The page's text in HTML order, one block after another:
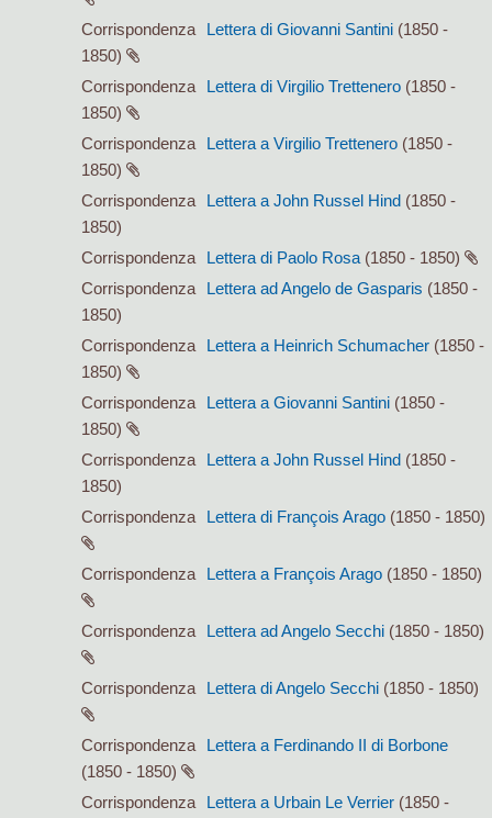
Corrispondenza Lettera di Giovanni Santini (1850 -
1850)
Corrispondenza
Lettera di Virgilio Trettenero (1850 -
1850)
Corrispondenza
Lettera a Virgilio Trettenero (1850 -
1850)
Corrispondenza
Lettera a John Russel Hind (1850 -
1850)
Corrispondenza
Lettera di Paolo Rosa (1850 - 1850)
Corrispondenza
Lettera ad Angelo de Gasparis (1850 -
1850)
Corrispondenza
Lettera a Heinrich Schumacher (1850 -
1850)
Corrispondenza
Lettera a Giovanni Santini (1850 -
1850)
Corrispondenza
Lettera a John Russel Hind (1850 -
1850)
Corrispondenza
Lettera di François Arago (1850 - 1850)
Corrispondenza Lettera a François Arago (1850 - 1850)
Corrispondenza Lettera ad Angelo Secchi (1850 - 1850)
Corrispondenza Lettera di Angelo Secchi (1850 - 1850)
Corrispondenza
Lettera a Ferdinando II di Borbone
(1850 - 1850)
Corrispondenza
Lettera a Urbain Le Verrier (1850 -